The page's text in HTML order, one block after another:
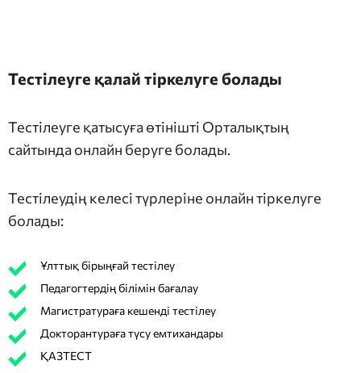
Тестілеуге қалай тіркелуге болады
Тестілеуге қатысуға өтінішті Орталықтың
сайтында онлайн беруге болады.
Тестілеудің келесі түрлеріне онлайн тіркелуге
болады:
Ұлттық бірыңғай тестілеу
Педагогтердің білімін бағалау
Магистратураға кешенді тестілеу
Докторантураға түсу емтихандары
ҚАЗТЕСТ